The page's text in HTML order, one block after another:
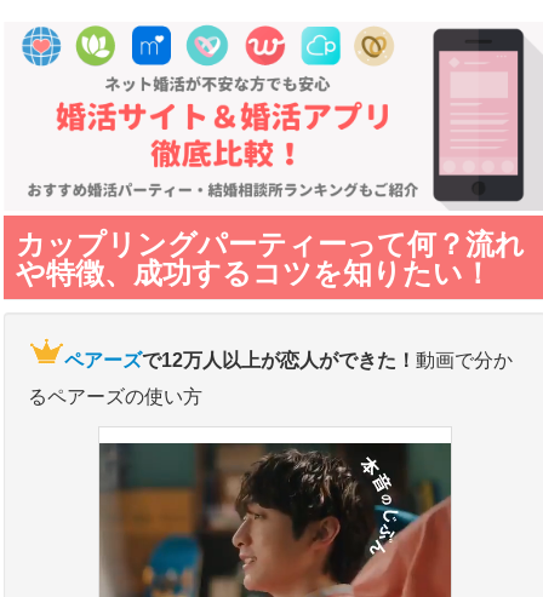
婚活サイトおすすめ人気ランキング
Home
婚活サイト料金一覧
婚活サイト比較
年齢層別おすすめ婚活サイト
婚活サイトの成婚率
カップリングパーティーって何？流れ
や特徴、成功するコツを知りたい！
ペアーズで12万人以上が恋人ができた！ 動画で分か
るペアーズの使い方